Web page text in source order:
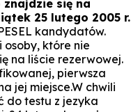
się na
25 lutego 2005 r.
kandydatów.
które nie
na liście rezerwowej.
pierwsza
jej miejsce.W chwili
do testu z jezyka